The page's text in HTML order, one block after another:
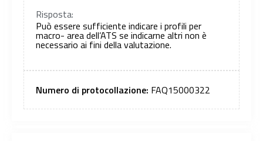
Risposta:
Può essere sufficiente indicare i profili per
macro- area dell’ATS se indicarne altri non è
necessario ai fini della valutazione.
Numero di protocollazione: FAQ15000322